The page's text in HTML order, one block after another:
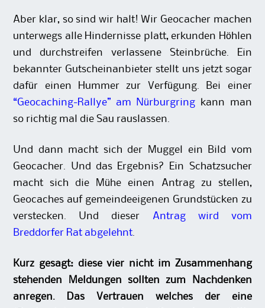
Aber klar, so sind wir halt! Wir Geocacher machen
unterwegs alle Hindernisse platt, erkunden Höhlen
und durchstreifen verlassene Steinbrüche. Ein
bekannter Gutscheinanbieter stellt uns jetzt sogar
dafür einen Hummer zur Verfügung. Bei einer
“Geocaching-Rallye” am Nürburgring kann man
so richtig mal die Sau rauslassen.
Und dann macht sich der Muggel ein Bild vom
Geocacher. Und das Ergebnis? Ein Schatzsucher
macht sich die Mühe einen Antrag zu stellen,
Geocaches auf gemeindeeigenen Grundstücken zu
verstecken. Und dieser Antrag wird vom
Breddorfer Rat abgelehnt
Kurz gesagt: diese vier nicht im Zusammenhang
stehenden Meldungen sollten zum Nachdenken
anregen. Das Vertrauen welches der eine